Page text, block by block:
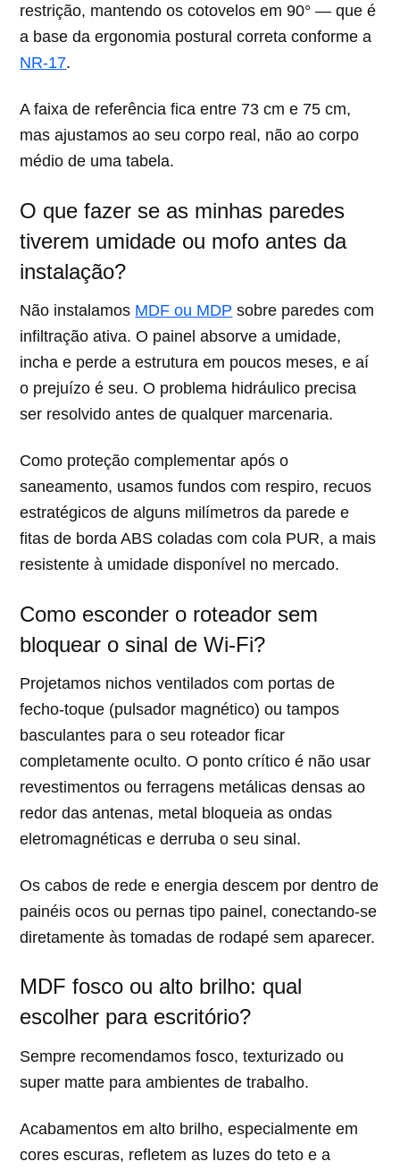
restrição, mantendo os cotovelos em 90° — que é
a base da ergonomia postural correta conforme a
NR-17.
A faixa de referência fica entre 73 cm e 75 cm,
mas ajustamos ao seu corpo real, não ao corpo
médio de uma tabela.
O que fazer se as minhas paredes
tiverem umidade ou mofo antes da
instalação?
Não instalamos MDF ou MDP sobre paredes com
infiltração ativa. O painel absorve a umidade,
incha e perde a estrutura em poucos meses, e aí
o prejuízo é seu. O problema hidráulico precisa
ser resolvido antes de qualquer marcenaria.
Como proteção complementar após o
saneamento, usamos fundos com respiro, recuos
estratégicos de alguns milímetros da parede e
fitas de borda ABS coladas com cola PUR, a mais
resistente à umidade disponível no mercado.
Como esconder o roteador sem
bloquear o sinal de Wi-Fi?
Projetamos nichos ventilados com portas de
fecho-toque (pulsador magnético) ou tampos
basculantes para o seu roteador ficar
completamente oculto. O ponto crítico é não usar
revestimentos ou ferragens metálicas densas ao
redor das antenas, metal bloqueia as ondas
eletromagnéticas e derruba o seu sinal.
Os cabos de rede e energia descem por dentro de
painéis ocos ou pernas tipo painel, conectando-se
diretamente às tomadas de rodapé sem aparecer.
MDF fosco ou alto brilho: qual
escolher para escritório?
Sempre recomendamos fosco, texturizado ou
super matte para ambientes de trabalho.
Acabamentos em alto brilho, especialmente em
cores escuras, refletem as luzes do teto e a